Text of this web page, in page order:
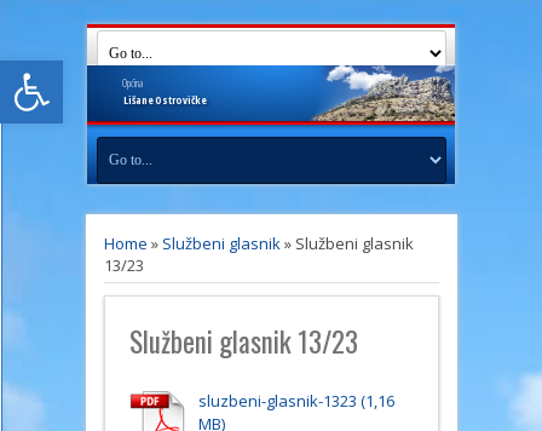
Open toolbar
LišaneOstrovičke
Općina
Home » Službeni glasnik» Službeni glasnik
13/23
Službeni glasnik 13/23
sluzbeni-glasnik-1323